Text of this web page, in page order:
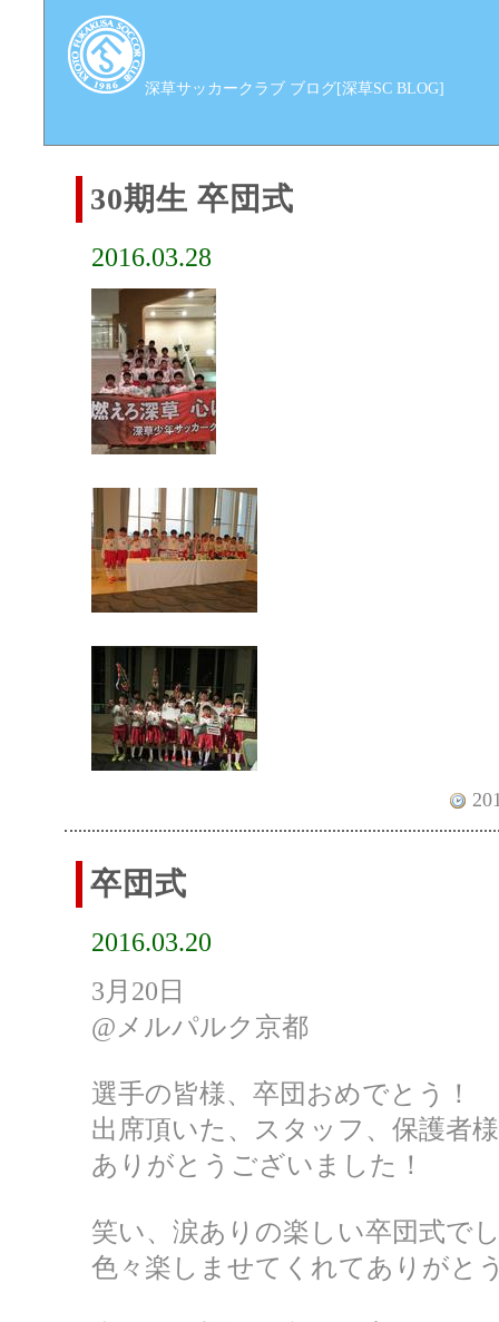
深草サッカークラブ ブログ[深草SC BLOG]
30期生 卒団式
2016.03.28
卒団式
2016.03.20
3月20日
@メルパルク京都
選手の皆様、卒団おめでとう！
出席頂いた、スタッフ、保護者様
ありがとうございました！
笑い、涙ありの楽しい卒団式で
色々楽しませてくれてありがと